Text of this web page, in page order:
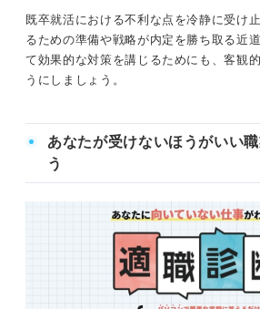
既卒就活における不利な点を冷静に受け
るための準備や戦略が内定を勝ち取る近
て効果的な対策を講じるためにも、客観
うにしましょう。
あなたが受けないほうがいい
う